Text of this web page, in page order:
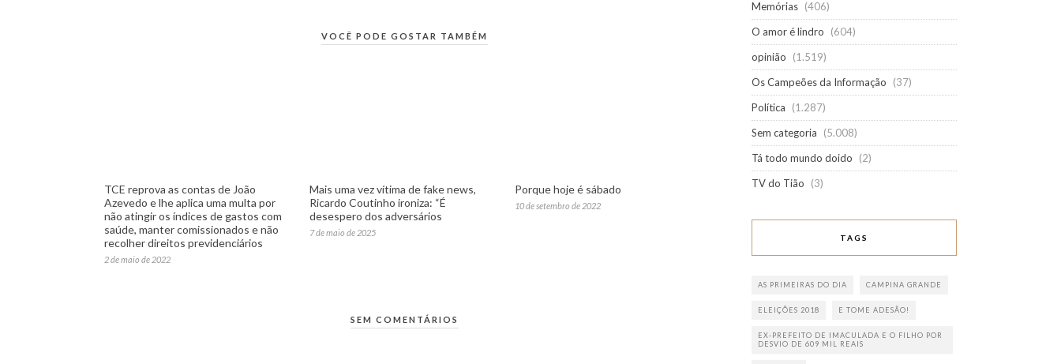
VOCÊ PODE GOSTAR TAMBÉM
TCE reprova as contas de João
Azevedo e lhe aplica uma multa por
não atingir os índices de gastos com
saúde, manter comissionados e não
recolher direitos previdenciários
2 de maio de 2022
Mais uma vez vítima de fake news,
Ricardo Coutinho ironiza: “É
desespero dos adversários
7 de maio de 2025
Porque hoje é sábado
10 de setembro de 2022
SEM COMENTÁRIOS
Memórias (406)
O amor é lindro
(604)
opinião
(1.519)
Os Campeões da Informação
(37)
Política
(1.287)
Sem categoria
(5.008)
Tá todo mundo doido
(2)
TV do Tião
(3)
TAGS
AS PRIMEIRAS DO DIA CAMPINA GRANDE
ELEIÇÕES 2018 E TOME ADESÃO!
EX-PREFEITO DE IMACULADA E O FILHO POR
DESVIO DE 609 MIL REAIS